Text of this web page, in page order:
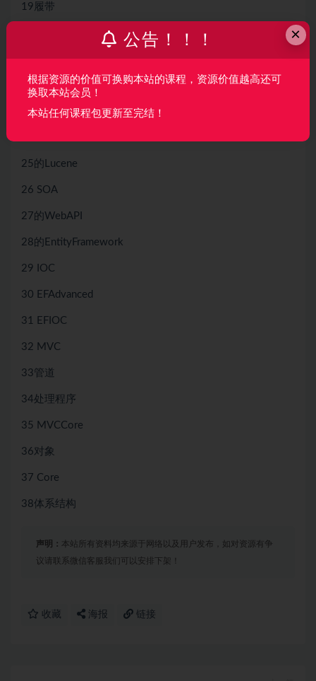
19履带
21 DB
22高速缓存
23的Redis
25的Lucene
26 SOA
27的WebAPI
28的EntityFramework
29 IOC
30 EFAdvanced
31 EFIOC
32 MVC
33管道
34处理程序
35 MVCCore
36对象
37 Core
38体系结构
声明： 本站所有资料均来源于网络以及用户发布，如对资源有争
议请联系微信客服我们可以安排下架！
收藏 海报 链接
×
公告！！！
根据资源的价值可换购本站的课程，资源价值越高还可
换取本站会员！
本站任何课程包更新至完结！